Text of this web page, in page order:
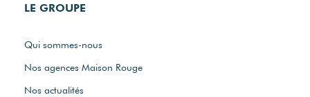
LE GROUPE
Qui sommes-nous
Nos agences Maison Rouge
Nos actualités